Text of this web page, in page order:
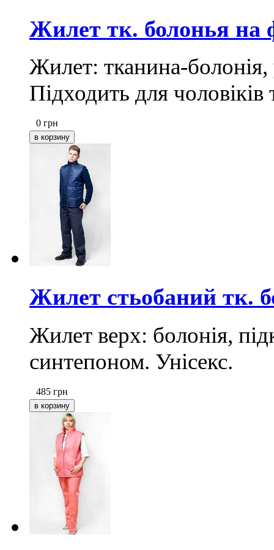
Жилет тк. болонья на
Жилет: тканина-болонія,
Підходить для чоловіків
0 грн
Жилет стьобаний тк.
Жилет верх: болонія,
синтепоном. Унісекс.
485 грн